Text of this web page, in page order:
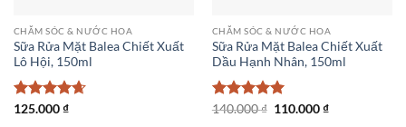
CHĂM SÓC & NƯỚC HOA
Sữa Rửa Mặt Balea Chiết Xuất
Lô Hội, 150ml
Được xếp
125.000₫
CHĂM SÓC & NƯỚC HOA
Sữa Rửa Mặt Balea Chiết Xuất
Dầu Hạnh Nhân, 150ml
Được xếp
140.000₫ Giá
110.000₫Giá